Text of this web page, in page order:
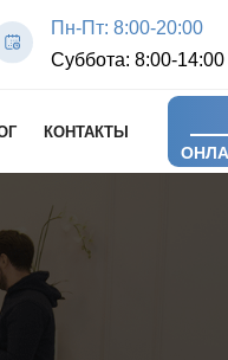
Пн-Пт: 8:00-20:00
Суббота: 8:00-14:00
КОНТАКТЫ